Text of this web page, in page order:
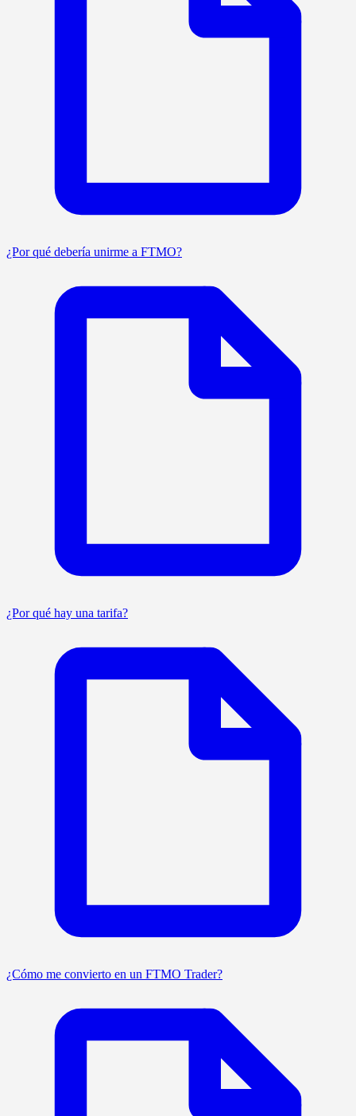
¿Por qué debería unirme a FTMO?
¿Por qué hay una tarifa?
¿Cómo me convierto en un FTMO Trader?